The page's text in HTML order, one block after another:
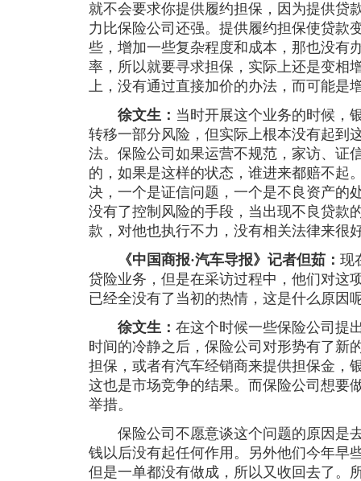
就不会要求你提供履约担保，因为提供贷
力比保险公司还强。提供履约担保使贷款
些，增加一些复杂程度和成本，那也没有
率，所以就要寻求担保，实际上还是变相
上，没有通过直接加价的办法，而可能是
徐文生： 当时开展这个业务的时候，
转移一部分风险，但实际上根本没有起到
法。保险公司如果运营不规范，家访、证
的，如果是这样的状态，谁进来都赔不起
决，一个是证信问题，一个是不良资产的
没有了控制风险的手段，当出现不良贷款
款，对他也执行不力，没有相关法律来很
《中国商报·汽车导报》记者但茹： 现
贷险业务，但是在采访过程中，他们对这
已经全没有了当初的热情，这是什么原因
徐文生： 在这个时候一些保险公司提
时间的冷静之后，保险公司对形势有了新
担保，或者有汽车经销商来提供担保金，
这也是市场竞争的结果。而保险公司想要
举措。
保险公司不愿意谈这个问题的原因是
钱以后没有起任何作用。另外他们今年早
但是一单都没有做成，所以又收回去了。